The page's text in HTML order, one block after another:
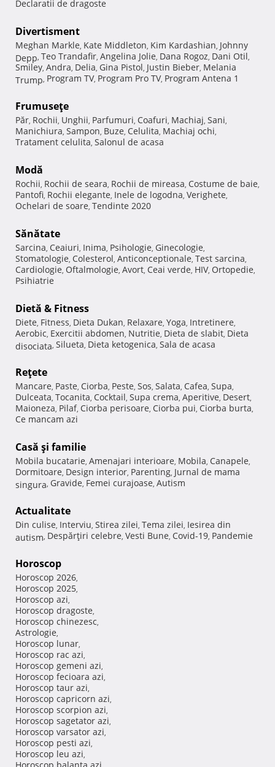
Declaratii de dragoste
Divertisment
Meghan Markle, Kate Middleton, Kim Kardashian, Johnny
Depp, Teo Trandafir, Angelina Jolie, Dana Rogoz, Dani Otil,
Smiley, Andra, Delia, Gina Pistol, Justin Bieber, Melania
Trump, Program TV, Program Pro TV, Program Antena 1
Frumuseţe
Păr, Rochii, Unghii, Parfumuri, Coafuri, Machiaj, Sani,
Manichiura, Sampon, Buze, Celulita, Machiaj ochi,
Tratament celulita, Salonul de acasa
Modă
Rochii, Rochii de seara, Rochii de mireasa, Costume de baie,
Pantofi, Rochii elegante, Inele de logodna, Verighete,
Ochelari de soare, Tendinte 2020
Sănătate
Sarcina, Ceaiuri, Inima, Psihologie, Ginecologie,
Stomatologie, Colesterol, Anticonceptionale, Test sarcina,
Cardiologie, Oftalmologie, Avort, Ceai verde, HIV, Ortopedie,
Psihiatrie
Dietă & Fitness
Diete, Fitness, Dieta Dukan, Relaxare, Yoga, Intretinere,
Aerobic, Exercitii abdomen, Nutritie, Dieta de slabit, Dieta
disociata, Silueta, Dieta ketogenica, Sala de acasa
Reţete
Mancare, Paste, Ciorba, Peste, Sos, Salata, Cafea, Supa,
Dulceata, Tocanita, Cocktail, Supa crema, Aperitive, Desert,
Maioneza, Pilaf, Ciorba perisoare, Ciorba pui, Ciorba burta,
Ce mancam azi
Casă şi familie
Mobila bucatarie, Amenajari interioare, Mobila, Canapele,
Dormitoare, Design interior, Parenting, Jurnal de mama
singura, Gravide, Femei curajoase, Autism
Actualitate
Din culise, Interviu, Stirea zilei, Tema zilei, Iesirea din
autism, Despărţiri celebre, Vesti Bune, Covid-19, Pandemie
Horoscop
Horoscop 2026,
Horoscop 2025,
Horoscop azi,
Horoscop dragoste,
Horoscop chinezesc,
Astrologie,
Horoscop lunar,
Horoscop rac azi,
Horoscop gemeni azi,
Horoscop fecioara azi,
Horoscop taur azi,
Horoscop capricorn azi,
Horoscop scorpion azi,
Horoscop sagetator azi,
Horoscop varsator azi,
Horoscop pesti azi,
Horoscop leu azi,